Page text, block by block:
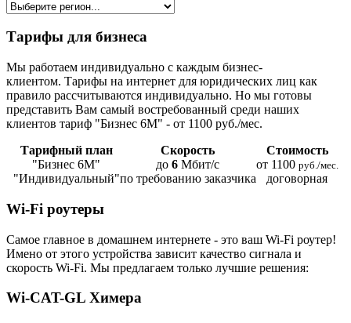
Тарифы для бизнеса
Мы работаем индивидуально с каждым бизнес-
клиентом. Тарифы на интернет для юридических лиц как
правило рассчитываются индивидуально. Но мы готовы
представить Вам самый востребованный среди наших
клиентов тариф "Бизнес 6М" - от 1100 руб./мес.
Тарифный план
Скорость
Стоимость
"Бизнес 6М"
до 6 Мбит/с от 1100 руб./мес.
"Индивидуальный"по требованию заказчика договорная
Wi-Fi роутеры
Самое главное в домашнем интернете - это ваш Wi-Fi роутер!
Имено от этого устройства зависит качество сигнала и
скорость Wi-Fi. Мы предлагаем только лучшие решения:
Wi-CAT-GL Химера